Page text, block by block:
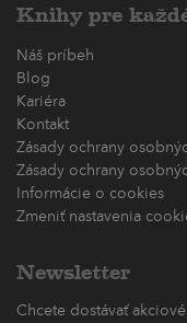
Knihy pre
Náš príbeh
Blog
Kariéra
Kontakt
Zásady ochrany
Zásady ochrany
Informácie o cookies
Zmeniť nastavenia
Newsletter
Chcete dostávať